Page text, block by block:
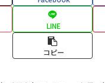
LINE
コピー